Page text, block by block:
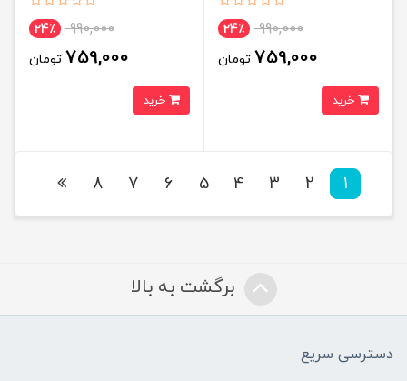
990,000 24٪
759,000 تومان
990,000 24٪
759,000 تومان
1
2
3
4
5
6
7
8
برگشت به بالا
دسترسی سریع